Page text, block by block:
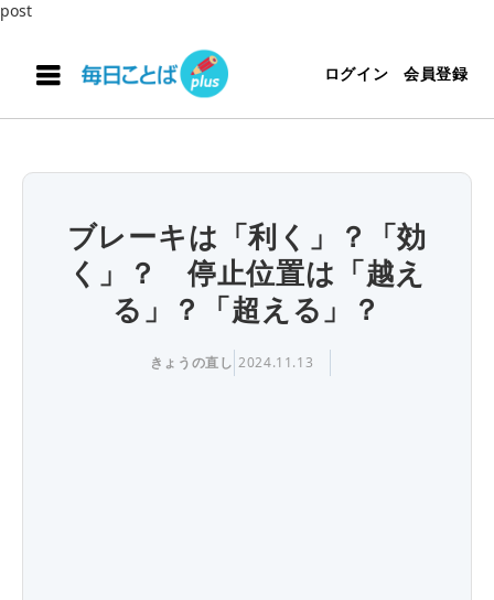
post
ログイン 会員登録
ブレーキは「利く」？「効
く」？ 停止位置は「越え
る」？「超える」？
きょうの直し 2024.11.13